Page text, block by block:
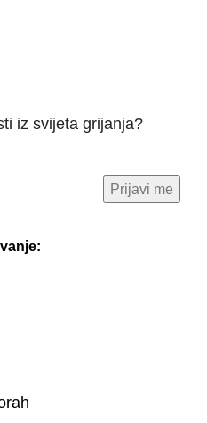
iz svijeta grijanja?